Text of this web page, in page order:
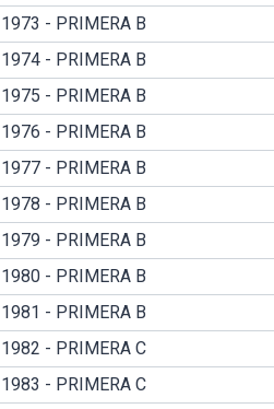
1973 - PRIMERA B
1974 - PRIMERA B
1975 - PRIMERA B
1976 - PRIMERA B
1977 - PRIMERA B
1978 - PRIMERA B
1979 - PRIMERA B
1980 - PRIMERA B
1981 - PRIMERA B
1982 - PRIMERA C
1983 - PRIMERA C